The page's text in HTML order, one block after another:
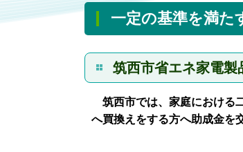
一定の基準を満た
筑西市省エネ家電製
筑西市では、家庭における
へ買換えをする方へ助成金を